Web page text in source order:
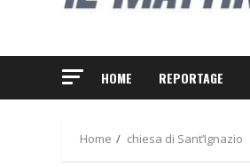
HOME REPORTAGE
Home chiesa di Sant’Ignazio